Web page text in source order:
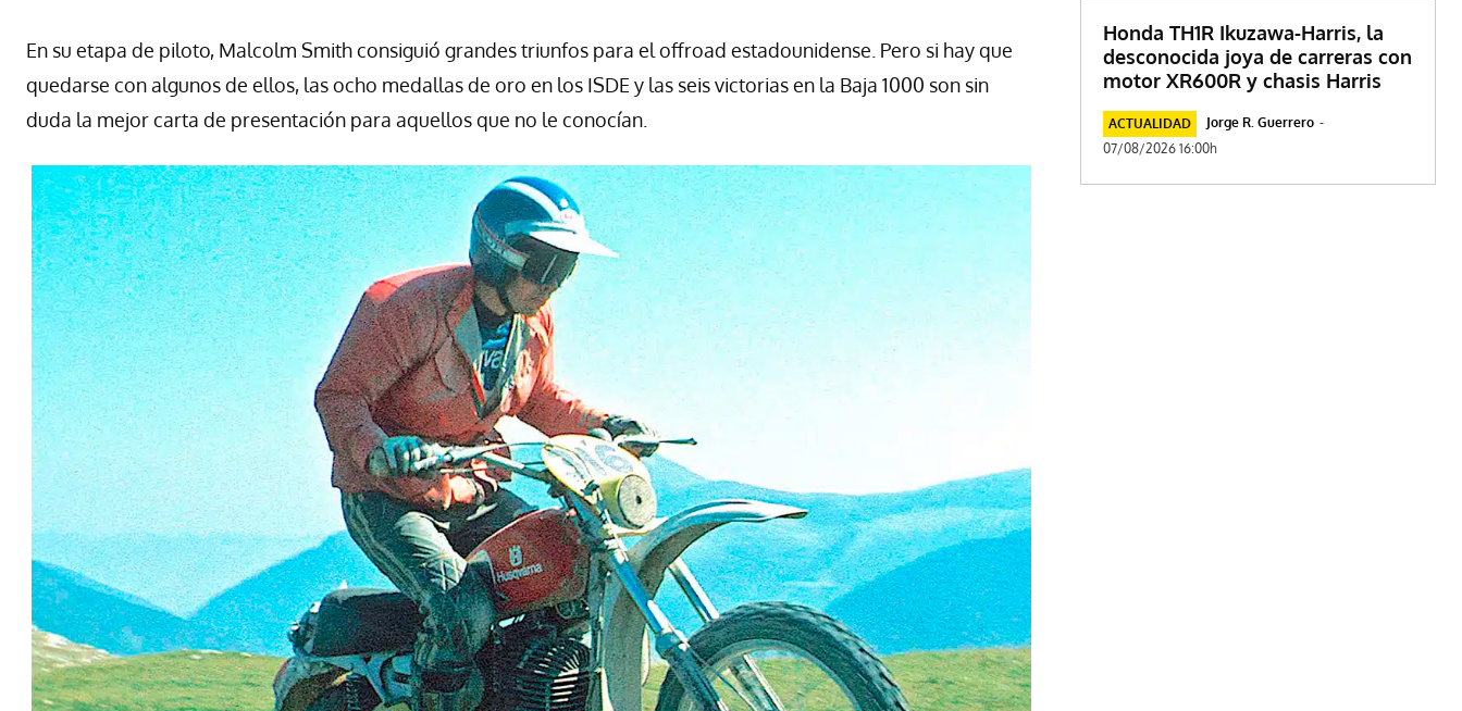
En su etapa de piloto, Malcolm Smith consiguió grandes triunfos para el offroad estadounidense. Pero si hay que
quedarse con algunos de ellos, las ocho medallas de oro en los ISDE y las seis victorias en la Baja 1000 son sin
duda la mejor carta de presentación para aquellos que no le conocían.
Honda TH1R Ikuzawa-Harris, la
desconocida joya de carreras con
motor XR600R y chasis Harris
ACTUALIDAD Jorge R. Guerrero -
07/08/2026 16:00h